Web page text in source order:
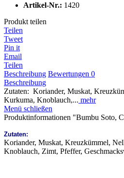
Artikel-Nr.: 1420
Produkt teilen
Teilen
Tweet
Pin it
Email
Teilen
Beschreibung Bewertungen 0
Beschreibung
Zutaten: Koriander, Muskat,
Kurkuma, Knoblauch,... mehr
Menü schließen
Produktinformationen "Bumbu Soto,
Zutaten:
Koriander, Muskat, Kreuzkümmel,
Knoblauch, Zimt, Pfeffer,